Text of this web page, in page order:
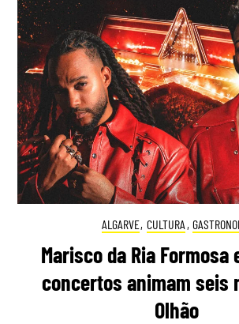
ALGARVE, CULTURA ,
Marisco da Ria Formosa
concertos animam seis
Olhão